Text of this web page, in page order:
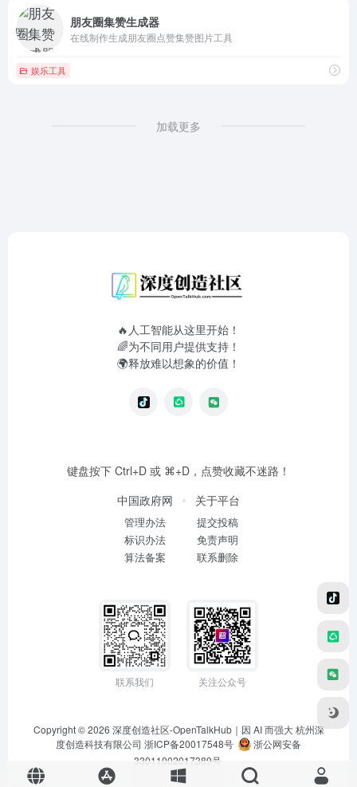
朋友圈集赞生成器
在线制作生成朋友圈点赞集赞图片工具
娱乐工具
加载更多
🔥人工智能从这里开始！
🌈为不同用户提供支持！
🌍释放难以想象的价值！
键盘按下 Ctrl+D 或 ⌘+D，点赞收藏不迷路！
中国政府网
管理办法
标识办法
算法备案
关于平台
提交投稿
免责声明
联系删除
联系我们 关注公众号
Copyright © 2026 深度创造社区-OpenTalkHub｜因 AI 而强大 杭州深
度创造科技有限公司 浙ICP备20017548号
浙公网安备
33011002017389号